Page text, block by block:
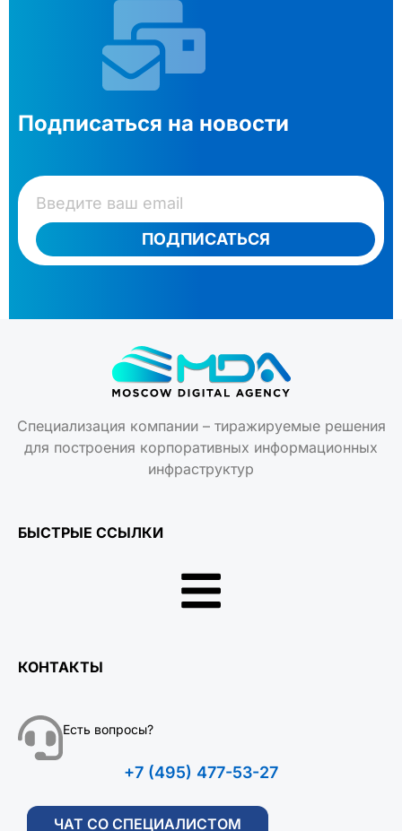
Подписаться на новости
ПОДПИСАТЬСЯ
Специализация компании – тиражируемые решения
для построения корпоративных информационных
инфраструктур
БЫСТРЫЕ ССЫЛКИ
КОНТАКТЫ
Есть вопросы?
+7 (495) 477-53-27
ЧАТ СО СПЕЦИАЛИСТОМ